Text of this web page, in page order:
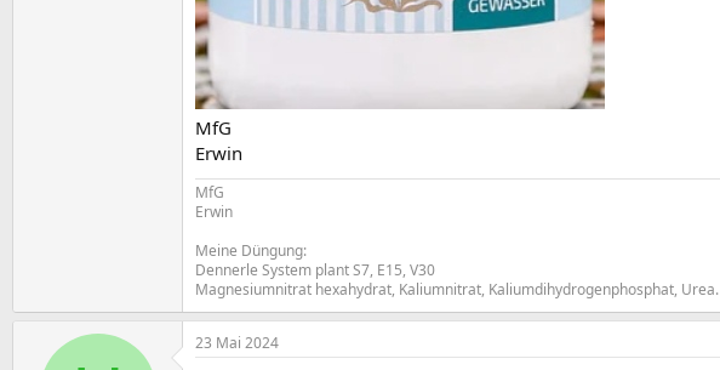
MfG
Erwin
MfG
Erwin
Meine Düngung:
Dennerle System plant S7, E15, V30
Magnesiumnitrat hexahydrat, Kaliumnitrat, Kaliumdihydrogenphosphat, Urea.
23 Mai 2024